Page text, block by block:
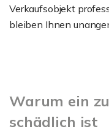
Verkaufsobjekt
bleiben Ihnen
Warum ein
schädlich ist